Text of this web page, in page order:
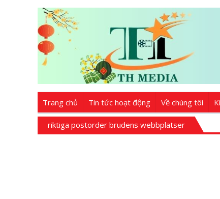
Trang chủ Tin tức hoạt động Về chúng tôi
riktiga postorder brudens webbplatser